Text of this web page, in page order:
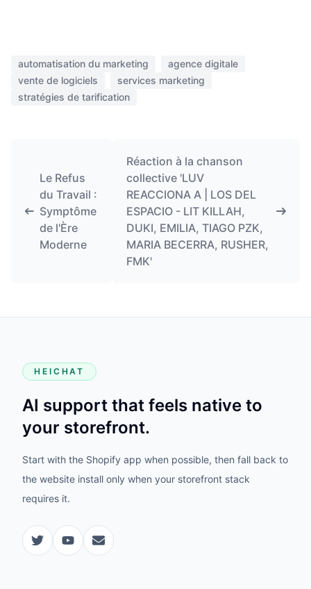
automatisation du marketing
agence digitale
vente de logiciels
services marketing
stratégies de tarification
Le Refus
du Travail :
Symptôme
de l'Ère
Moderne
Réaction à la chanson
collective 'LUV
REACCIONA A | LOS DEL
ESPACIO - LIT KILLAH,
DUKI, EMILIA, TIAGO PZK,
MARIA BECERRA, RUSHER,
FMK'
HEICHAT
AI support that feels native to
your storefront.
Start with the Shopify app when possible, then fall back to
the website install only when your storefront stack
requires it.